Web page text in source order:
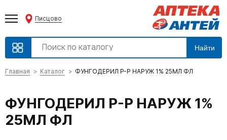
Писцово
Найти
Главная Каталог ФУНГОДЕРИЛ Р-Р НАРУЖ 1% 25МЛ ФЛ
ФУНГОДЕРИЛ Р-Р НАРУЖ 1%
25МЛ ФЛ